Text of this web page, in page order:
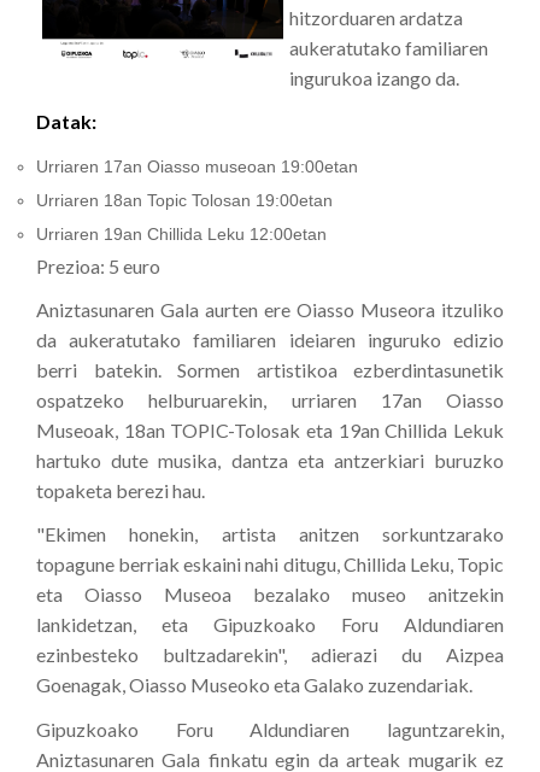
hitzorduaren ardatza
aukeratutako familiaren
ingurukoa izango da.
Datak:
Urriaren 17an Oiasso museoan 19:00etan
Urriaren 18an Topic Tolosan 19:00etan
Urriaren 19an Chillida Leku 12:00etan
Prezioa: 5 euro
Aniztasunaren Gala aurten ere Oiasso Museora itzuliko
da aukeratutako familiaren ideiaren inguruko edizio
berri batekin. Sormen artistikoa ezberdintasunetik
ospatzeko helburuarekin, urriaren 17an Oiasso
Museoak, 18an TOPIC-Tolosak eta 19an Chillida Lekuk
hartuko dute musika, dantza eta antzerkiari buruzko
topaketa berezi hau.
"Ekimen honekin, artista anitzen sorkuntzarako
topagune berriak eskaini nahi ditugu, Chillida Leku, Topic
eta Oiasso Museoa bezalako museo anitzekin
lankidetzan, eta Gipuzkoako Foru Aldundiaren
ezinbesteko bultzadarekin", adierazi du Aizpea
Goenagak, Oiasso Museoko eta Galako zuzendariak.
Gipuzkoako Foru Aldundiaren laguntzarekin,
Aniztasunaren Gala finkatu egin da arteak mugarik ez